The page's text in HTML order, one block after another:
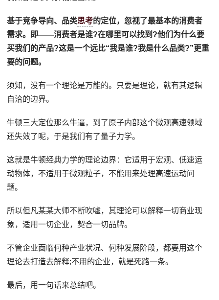
基于竞争导向、品类思考的定位，忽视了最基本的消费者
需求。即——消费者是谁?在哪里可以找到?他们为什么要
买我们的产品?这是一个远比“我是谁?我是什么品类?”更重
要的问题。
须知，没有一个理论是万能的。只要是理论，就有其逻辑
自洽的边界。
牛顿三大定位那么牛逼，到了原子内部这个微观高速领域
还失效了呢，于是我们有了量子力学。
这就是牛顿经典力学的理论边界：它适用于宏观、低速运
动物体，不适用于微观粒子，不能用来处理高速运动问
题。
所以但凡某某大师不断吹嘘，其理论可以解释一切商业现
象，适用一切企业，契合一切品牌。
不管企业面临何种产业状况、何种发展阶段，都要用这个
理论去打造去解释;不用的企业，就是死路一条。
最后，用一句话来总结吧。